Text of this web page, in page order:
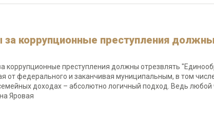
коррупционные преступления должны
преступления должны отрезвлять
от федерального и заканчивая муниципальным, в том
доходах – абсолютно логичный подход. Ведь любой
Яровая